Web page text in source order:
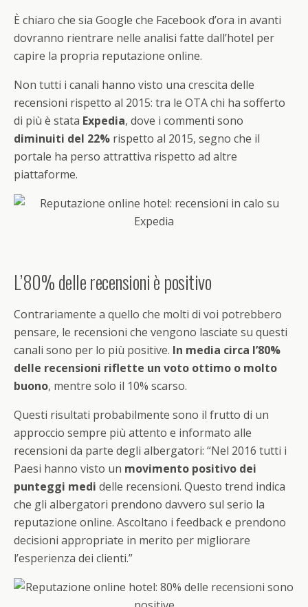
È chiaro che sia Google che Facebook d’ora in avanti
dovranno rientrare nelle analisi fatte dall’hotel per
capire la propria reputazione online.
Non tutti i canali hanno visto una crescita delle
recensioni rispetto al 2015: tra le OTA chi ha sofferto
di più è stata Expedia, dove i commenti sono
diminuiti del 22% rispetto al 2015, segno che il
portale ha perso attrattiva rispetto ad altre
piattaforme.
L’80% delle recensioni è positivo
Contrariamente a quello che molti di voi potrebbero
pensare, le recensioni che vengono lasciate su questi
canali sono per lo più positive. In media circa l’80%
delle recensioni riflette un voto ottimo o molto
buono, mentre solo il 10% scarso.
Questi risultati probabilmente sono il frutto di un
approccio sempre più attento e informato alle
recensioni da parte degli albergatori: “Nel 2016 tutti i
Paesi hanno visto un movimento positivo dei
punteggi medi delle recensioni. Questo trend indica
che gli albergatori prendono davvero sul serio la
reputazione online. Ascoltano i feedback e prendono
decisioni appropriate in merito per migliorare
l’esperienza dei clienti.”